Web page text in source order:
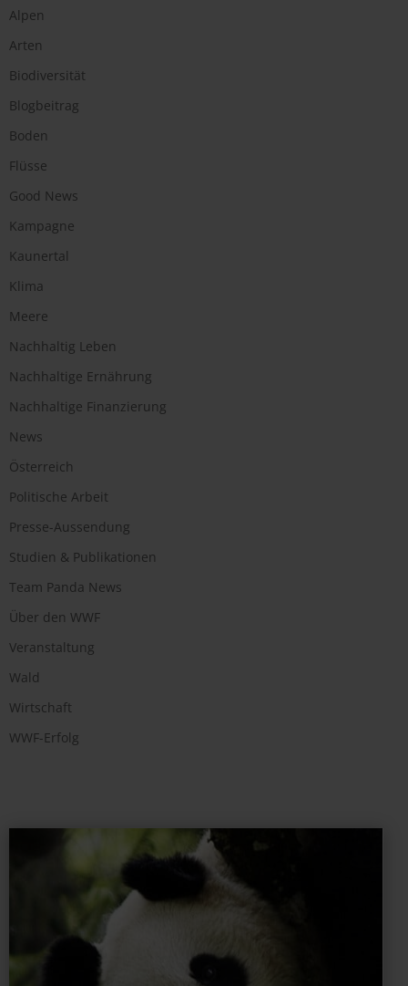
Alpen
Arten
Biodiversität
Blogbeitrag
Boden
Flüsse
Good News
Kampagne
Kaunertal
Klima
Meere
Nachhaltig Leben
Nachhaltige Ernährung
Nachhaltige Finanzierung
News
Österreich
Politische Arbeit
Presse-Aussendung
Studien & Publikationen
Team Panda News
Über den WWF
Veranstaltung
Wald
Wirtschaft
WWF-Erfolg